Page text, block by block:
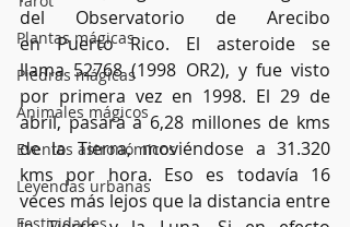
Plantas mágicas
Piedras mágicas
Animales mágicos
Eventos astronómicos
Leyendas urbanas
del Observatorio de Arecibo
en Puerto Rico. El asteroide se
llama 52768 (1998 OR2), y fue visto
por primera vez en 1998. El 29 de
abril, pasará a 6,28 millones de kms
de la Tierra, moviéndose a 31.320
kms por hora. Eso es todavía 16
veces más lejos que la distancia entre